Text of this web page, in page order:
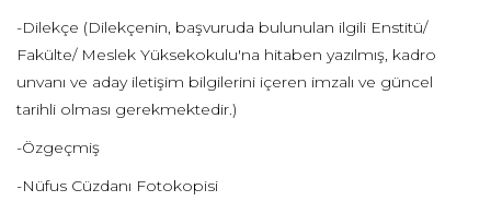
-Dilekçe (Dilekçenin, başvuruda bulunulan ilgili Enstitü/
Fakülte/ Meslek Yüksekokulu'na hitaben yazılmış, kadro
unvanı ve aday iletişim bilgilerini içeren imzalı ve güncel
tarihli olması gerekmektedir.)
-Özgeçmiş
-Nüfus Cüzdanı Fotokopisi